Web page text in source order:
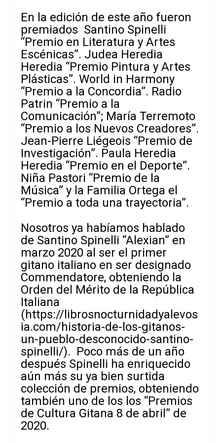
En la edición de este año fueron
premiados Santino Spinelli
“Premio en Literatura y Artes
Escénicas”. Judea Heredia
Heredia “Premio Pintura y Artes
Plásticas”. World in Harmony
“Premio a la Concordia”. Radio
Patrin “Premio a la
Comunicación”; María Terremoto
“Premio a los Nuevos Creadores”.
Jean-Pierre Liégeois “Premio de
Investigación”. Paula Heredia
Heredia “Premio en el Deporte”.
Niña Pastori “Premio de la
Música” y la Familia Ortega el
“Premio a toda una trayectoria”.
Nosotros ya habíamos hablado
de Santino Spinelli “Alexian” en
marzo 2020 al ser el primer
gitano italiano en ser designado
Commendatore, obteniendo la
Orden del Mérito de la República
Italiana
(https://librosnocturnidadyalevos
ia.com/historia-de-los-gitanos-
un-pueblo-desconocido-santino-
spinelli/). Poco más de un año
después Spinelli ha enriquecido
aún más su ya bien surtida
colección de premios, obteniendo
también uno de los los “Premios
de Cultura Gitana 8 de abril” de
2020.